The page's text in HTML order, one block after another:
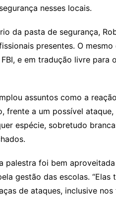
nesses locais.
da pasta de segurança,
presentes. O
e em tradução livre para
assuntos como a
frente a um possível
espécie, sobretudo
palestra foi bem
gestão das escolas.
de ataques, inclusive